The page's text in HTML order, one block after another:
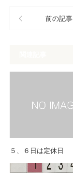
前の記事
５、６日は定休日